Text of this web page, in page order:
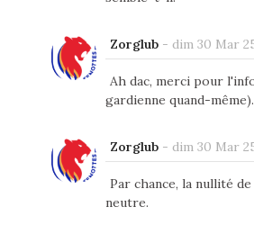
Zorglub- dim 30 Mar
Ah dac, merci pour
gardienne quand-même).
Zorglub- dim 30 Mar
Par chance, la nullité
neutre.